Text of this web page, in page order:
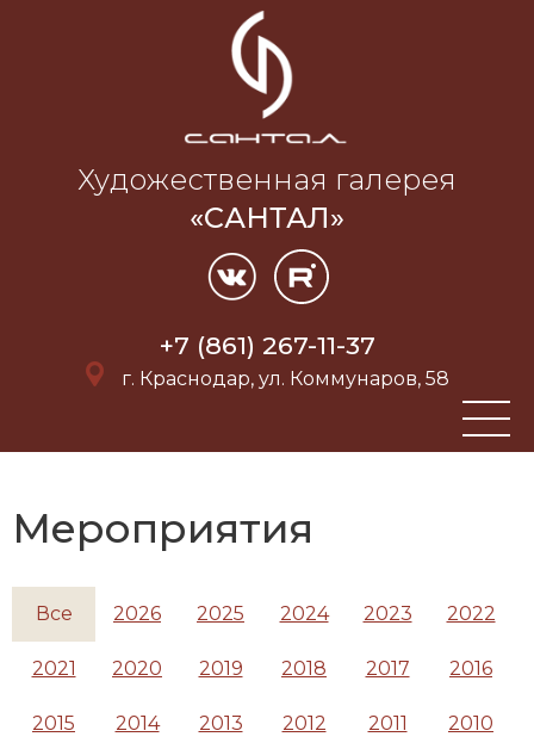
Художественная галерея
«САНТАЛ»
+7 (861) 267-11-37
г. Краснодар, ул. Коммунаров, 58
Мероприятия
Все 2026 2025 2024 2023 2022
2021 2020 2019 2018 2017 2016
2015 2014 2013 2012 2011 2010